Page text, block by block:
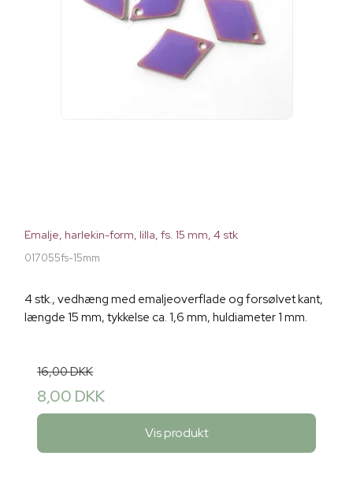
Emalje, harlekin-form, lilla, fs. 15 mm, 4 stk
017055fs-15mm
4 stk., vedhæng med emaljeoverflade og forsølvet kant,
længde 15 mm, tykkelse ca. 1,6 mm, huldiameter 1 mm.
16,00 DKK
8,00 DKK
Vis produkt